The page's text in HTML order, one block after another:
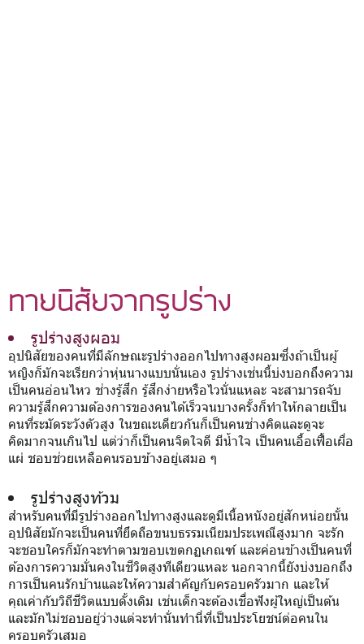
ทายนิสัยจากรูปร่าง
รูปร่างสูงผอม
อุปนิสัยของคนที่มีลักษณะรูปร่างออกไปทางสูงผอมซึ่งถ้าเป็นผู้
หญิงก็มักจะเรียกว่าหุ่นนางแบบนั่นเอง รูปร่างเช่นนี้บ่งบอกถึงความ
เป็นคนอ่อนไหว ช่างรู้สึก รู้สึกง่ายหรือไวนั่นแหละ จะสามารถจับ
ความรู้สึกความต้องการของคนได้เร็วจนบางครั้งก็ทำให้กลายเป็น
คนที่ระมัดระวังตัวสูง ในขณะเดียวกันก็เป็นคนช่างคิดและดูจะ
คิดมากจนเกินไป แต่ว่าก็เป็นคนจิตใจดี มีน้ำใจ เป็นคนเอื้อเฟื้อเผื่อ
แผ่ ชอบช่วยเหลือคนรอบข้างอยู่เสมอ ๆ
รูปร่างสูงท้วม
สำหรับคนที่มีรูปร่างออกไปทางสูงและดูมีเนื้อหนังอยู่สักหน่อยนั้น
อุปนิสัยมักจะเป็นคนที่ยึดถือขนบธรรมเนียมประเพณีสูงมาก จะรัก
จะชอบใครก็มักจะทำตามขอบเขตกฏเกณฑ์ และค่อนข้างเป็นคนที่
ต้องการความมั่นคงในชีวิตสูงทีเดียวแหละ นอกจากนี้ยังบ่งบอกถึง
การเป็นคนรักบ้านและให้ความสำคัญกับครอบครัวมาก และให้
คุณค่ากับวิถีชีวิตแบบดั้งเดิม เช่นเด็กจะต้องเชื่อฟังผู้ใหญ่เป็นต้น
และมักไม่ชอบอยู่ว่างแต่จะทำนั่นทำนี่ที่เป็นประโยชน์ต่อคนใน
ครอบครัวเสมอ